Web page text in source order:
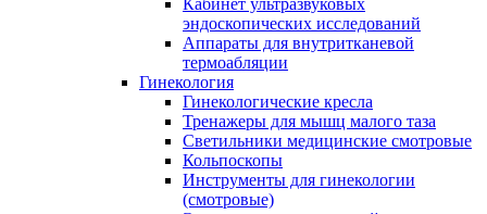
Кабинет ультразвуковых
эндоскопических исследований
Аппараты для внутритканевой
термоабляции
Гинекология
Гинекологические кресла
Тренажеры для мышц малого таза
Светильники медицинские смотровые
Кольпоскопы
Инструменты для гинекологии
(смотровые)